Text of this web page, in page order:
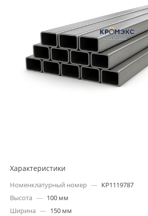
Характеристики
Номенклатурный номер — КР1119787
Высота — 100 мм
Ширина — 150 мм